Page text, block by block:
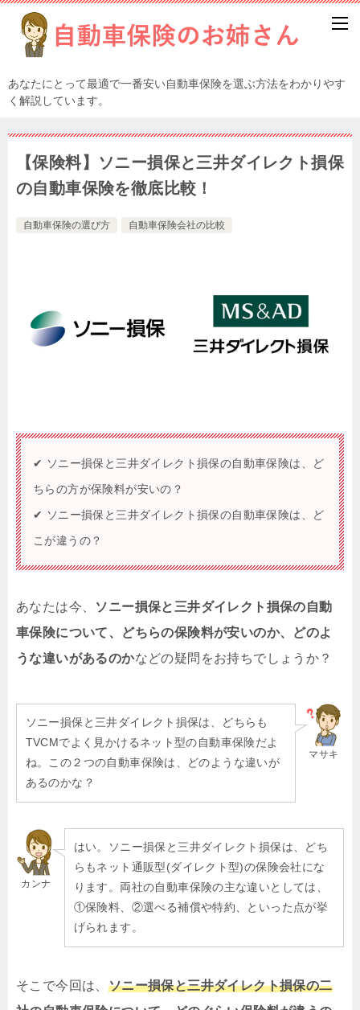
あなたにとって最適で一番安い自動車保険を選ぶ方法をわかりやす
く解説しています。
【保険料】ソニー損保と三井ダイレクト損保
の自動車保険を徹底比較！
自動車保険の選び方 自動車保険会社の比較
✔ ソニー損保と三井ダイレクト損保の自動車保険は、ど
ちらの方が保険料が安いの？
✔ ソニー損保と三井ダイレクト損保の自動車保険は、ど
こが違うの？
あなたは今、 ソニー損保と三井ダイレクト損保の自動
車保険について、どちらの保険料が安いのか、どのよ
うな違いがあるのかなどの疑問をお持ちでしょうか？
マサキ
ソニー損保と三井ダイレクト損保は、どちらも
TVCMでよく見かけるネット型の自動車保険だよ
ね。この２つの自動車保険は、どのような違いが
あるのかな？
カンナ
はい。ソニー損保と三井ダイレクト損保は、どち
らもネット通販型(ダイレクト型)の保険会社にな
ります。両社の自動車保険の主な違いとしては、
①保険料、②選べる補償や特約、といった点が挙
げられます。
そこで今回は、 ソニー損保と三井ダイレクト損保の二